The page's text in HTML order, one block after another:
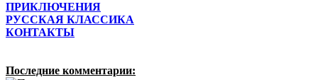
ПРИКЛЮЧЕНИЯ
РУССКАЯ КЛАССИКА
КОНТАКТЫ
Последние комментарии: